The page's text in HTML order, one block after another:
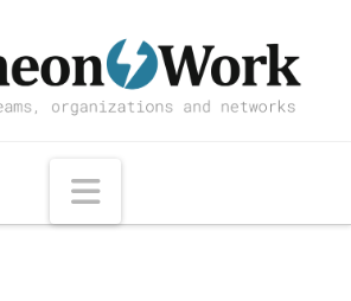
Navigation